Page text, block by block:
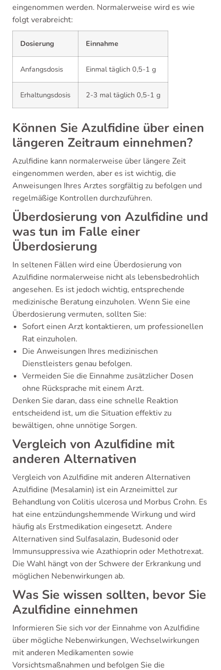
eingenommen werden. Normalerweise wird es wie
folgt verabreicht:
Dosierung Einnahme
Anfangsdosis Einmal täglich 0,5-1 g
Erhaltungsdosis 2-3 mal täglich 0,5-1 g
Können Sie Azulfidine über einen
längeren Zeitraum einnehmen?
Azulfidine kann normalerweise über längere Zeit
eingenommen werden, aber es ist wichtig, die
Anweisungen Ihres Arztes sorgfältig zu befolgen und
regelmäßige Kontrollen durchzuführen.
Überdosierung von Azulfidine und
was tun im Falle einer
Überdosierung
In seltenen Fällen wird eine Überdosierung von
Azulfidine normalerweise nicht als lebensbedrohlich
angesehen. Es ist jedoch wichtig, entsprechende
medizinische Beratung einzuholen. Wenn Sie eine
Überdosierung vermuten, sollten Sie:
Sofort einen Arzt kontaktieren, um professionellen
Rat einzuholen.
Die Anweisungen Ihres medizinischen
Dienstleisters genau befolgen.
Vermeiden Sie die Einnahme zusätzlicher Dosen
ohne Rücksprache mit einem Arzt.
Denken Sie daran, dass eine schnelle Reaktion
entscheidend ist, um die Situation effektiv zu
bewältigen, ohne unnötige Sorgen.
Vergleich von Azulfidine mit
anderen Alternativen
Vergleich von Azulfidine mit anderen Alternativen
Azulfidine (Mesalamin) ist ein Arzneimittel zur
Behandlung von Colitis ulcerosa und Morbus Crohn. Es
hat eine entzündungshemmende Wirkung und wird
häufig als Erstmedikation eingesetzt. Andere
Alternativen sind Sulfasalazin, Budesonid oder
Immunsuppressiva wie Azathioprin oder Methotrexat.
Die Wahl hängt von der Schwere der Erkrankung und
möglichen Nebenwirkungen ab.
Was Sie wissen sollten, bevor Sie
Azulfidine einnehmen
Informieren Sie sich vor der Einnahme von Azulfidine
über mögliche Nebenwirkungen, Wechselwirkungen
mit anderen Medikamenten sowie
Vorsichtsmaßnahmen und befolgen Sie die